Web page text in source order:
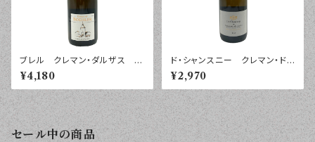
ブレル クレマン・ダルザス ブ
ラン ブリュット・ナチュール ２
０２３年 ７５０ｍｌ
¥4,180
ド・シャンスニー クレマン・ド・
ロワール ブリュット ７５０ｍ
ｌ
¥2,970
セール中の商品